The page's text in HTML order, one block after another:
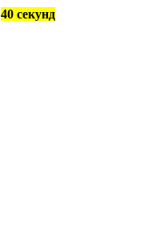
40 секунд